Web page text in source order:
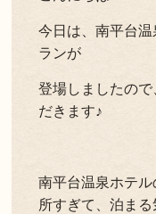
今日は、南平台
ランが
登場しましたの
だきます♪
南平台温泉ホテ
所すぎて、泊まる